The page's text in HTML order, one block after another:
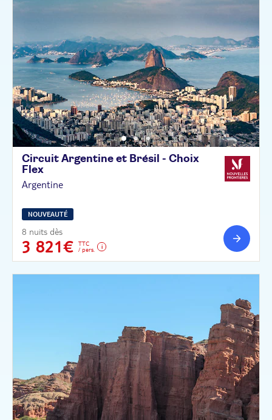
Circuit Argentine et Brésil - Choix
Flex
Argentine
NOUVEAUTÉ
8 nuits dès
3 821€
TTC
/ pers.